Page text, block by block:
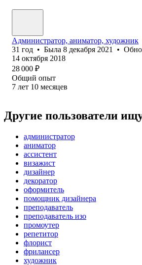
Администратор, аниматор, художник
31 год • Была 8 декабря 2021 •
14 октября 2018
28 000 ₽
Общий опыт
7 лет 10 месяцев
Другие пользователи
администратор
аниматор
ассистент
визажист
дизайнер
декоратор
оформитель
помощник дизайнера
преподаватель
преподаватель изо
промоутер
репетитор
флорист
фрилансер
художник